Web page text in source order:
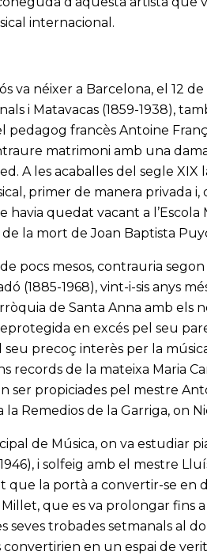
internacional.
va néixer a Barcelona, el 12 de
i Matavacas (1859-1938),
pedagog francès Antoine
matrimoni amb una
A les acaballes del segle XIX
primer de manera privada
havia quedat vacant a
la mort de Joan Baptista
pocs mesos, contrauria
(1885-1968), vint-i-sis anys
de Santa Anna amb els
en excés pel seu
seu precoç interès per la
records de la mateixa Maria
ser propiciades pel mestre
la Remedios de la Garriga, on
de Música, on va estudiar
i solfeig amb el mestre
que la portà a convertir-se
que es va prolongar fins
seves trobades setmanals al
convertirien en un espai de